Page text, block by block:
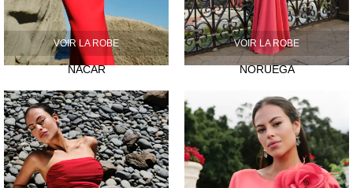
VOIR LA ROBE
NACAR
VOIR LA ROBE
NORUEGA